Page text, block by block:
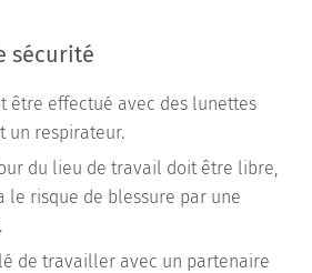
sécurité
être effectué avec des lunettes
un respirateur.
du lieu de travail doit être libre,
le risque de blessure par une
de travailler avec un partenaire